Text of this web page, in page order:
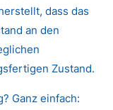
dass das
an den
Zustand.
Ganz einfach: